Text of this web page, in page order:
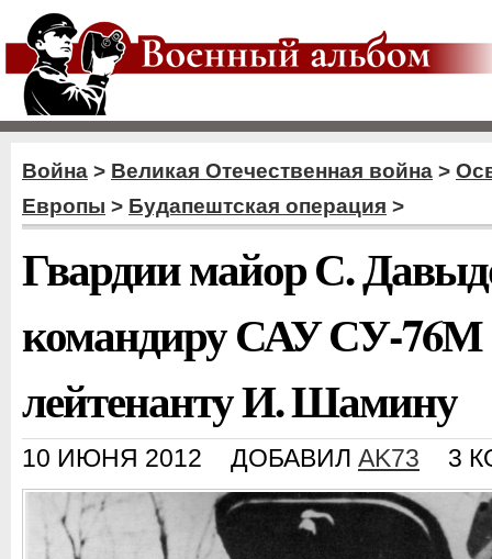
Война > Великая Отечественная война >
Европы > Будапештская операция >
Гвардии майор С.
командиру САУ СУ-76М
лейтенанту И. Шамину
10 ИЮНЯ 2012 ДОБАВИЛ AK73 3